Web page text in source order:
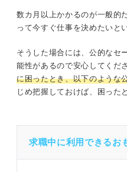
数カ月以上かかるのが一般的
って今すぐ仕事を決めたいと
そうした場合には、公的なセ
能性があるので安心してくだ
に困ったとき、以下のような
じめ把握しておけば、困った
求職中に利用できるお